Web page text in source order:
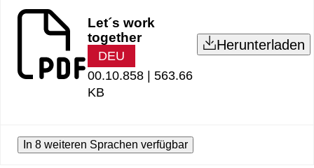
Let´s work
together
DEU
00.10.858 | 563.66
KB
Herunterladen
In 8 weiteren Sprachen verfügbar